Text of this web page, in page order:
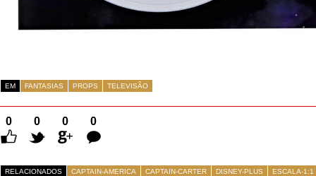
EM FANTASIAS PROPS TELEVISÃO
0 0 0
0
Comentários
RELACIONADOS CAPTAIN-AMERICA CAPTAIN-CARTER DISNEY-PLUS
ESCALA-1:1